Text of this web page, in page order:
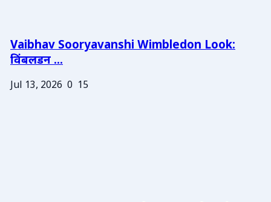
Vaibhav Sooryavanshi Wimbledon Look:
विंबलडन ...
Jul 13, 2026 0 15